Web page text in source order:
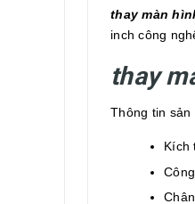
thay màn
inch công
thay
Thông tin sản
Kích